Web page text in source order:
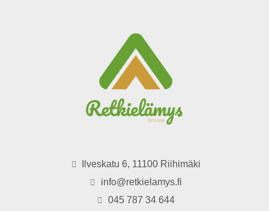
Ilveskatu 6, 11100 Riihimäki
info@retkielamys.fi
045 787 34 644